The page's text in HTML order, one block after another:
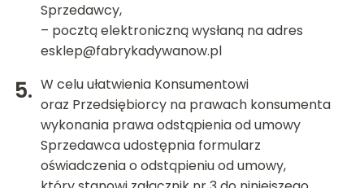
Sprzedawcy,
– pocztą elektroniczną wysłaną na adres
esklep@fabrykadywanow.pl
W celu ułatwienia Konsumentowi
oraz Przedsiębiorcy na prawach konsumenta
wykonania prawa odstąpienia od umowy
Sprzedawca udostępnia formularz
oświadczenia o odstąpieniu od umowy,